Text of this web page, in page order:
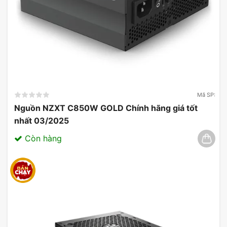
suất làm việc mà còn tăng cường trải nghiệm
người dùng. Các yếu tố ảnh hưởng đến hiệu suất
của SSD bao gồm điều kiện môi trường và lắp đặt
dễ dàng. Hệ thống điều khiển hiện đại cùng
Mã SP:
Nguồn NZXT C850W GOLD Chính hãng giá tốt
nhất 03/2025
Còn hàng